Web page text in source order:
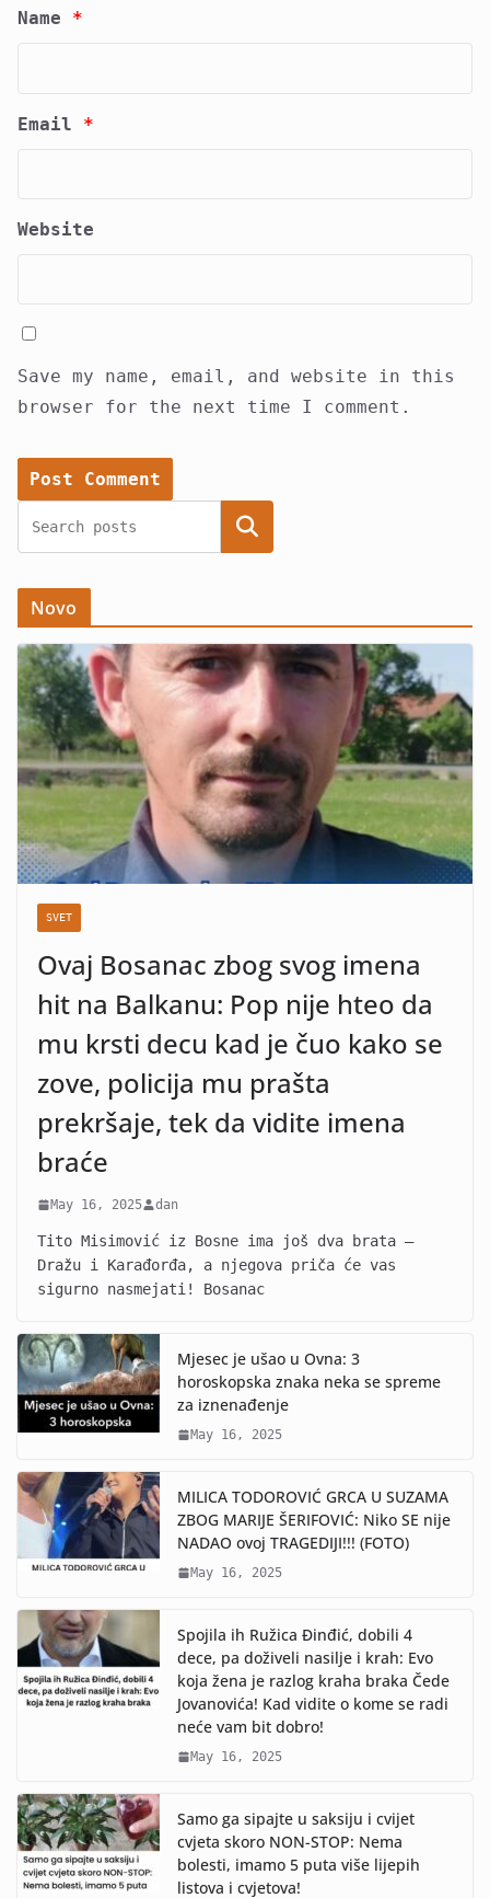
Name *
Email *
Website
Save my name, email, and website in this
browser for the next time I comment.
Search
Novo
SVET
Ovaj Bosanac zbog svog imena
hit na Balkanu: Pop nije hteo da
mu krsti decu kad je čuo kako se
zove, policija mu prašta
prekršaje, tek da vidite imena
braće
May 16, 2025 dan
Tito Misimović iz Bosne ima još dva brata –
Dražu i Karađorđa, a njegova priča će vas
sigurno nasmejati! Bosanac
Mjesec je ušao u Ovna: 3
horoskopska znaka neka se spreme
za iznenađenje
May 16, 2025
MILICA TODOROVIĆ GRCA U SUZAMA
ZBOG MARIJE ŠERIFOVIĆ: Niko SE nije
NADAO ovoj TRAGEDIJI!!! (FOTO)
May 16, 2025
Spojila ih Ružica Đinđić, dobili 4
dece, pa doživeli nasilje i krah: Evo
koja žena je razlog kraha braka Čede
Jovanovića! Kad vidite o kome se radi
neće vam bit dobro!
May 16, 2025
Samo ga sipajte u saksiju i cvijet
cvjeta skoro NON-STOP: Nema
bolesti, imamo 5 puta više lijepih
listova i cvjetova!